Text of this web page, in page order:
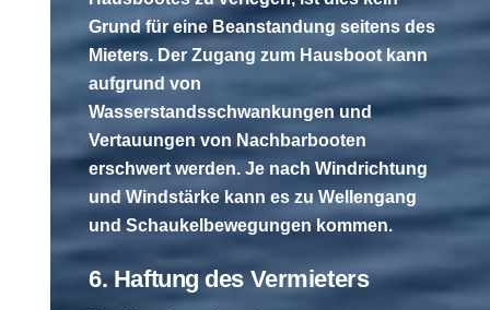
Grund für eine Beanstandung seitens des
Mieters. Der Zugang zum Hausboot kann
aufgrund von
Wasserstandsschwankungen und
Vertauungen von Nachbarbooten
erschwert werden. Je nach Windrichtung
und Windstärke kann es zu Wellengang
und Schaukelbewegungen kommen.
6. Haftung des Vermieters